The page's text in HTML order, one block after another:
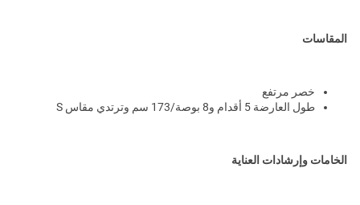
المقاسات
خصر مرتفع
طول العارضة 5 أقدام و8 بوصة/173 سم وترتدي مقاس S
الخامات وإرشادات العناية